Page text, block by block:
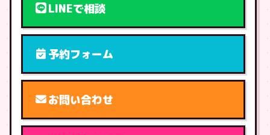
LINEで相談
予約フォーム
お問い合わせ